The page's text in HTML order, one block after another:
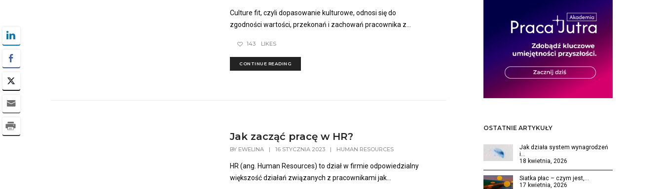
Culture fit, czyli dopasowanie kulturowe, odnosi się do
zgodności wartości, przekonań i zachowań pracownika z...
143 LIKES
CONTINUE READING
Jak zacząć pracę w HR?
BY EWELINA | 16 STYCZNIA 2023 | HUMAN RESOURCES
HR (ang. Human Resources) to dział w firmie odpowiedzialny
większość działań związanych z pracownikami jak...
OSTATNIE ARTYKUŁY
Jak działa system wynagrodzeń
i…
18 kwietnia, 2026
Siatka płac – czym jest,…
17 kwietnia, 2026